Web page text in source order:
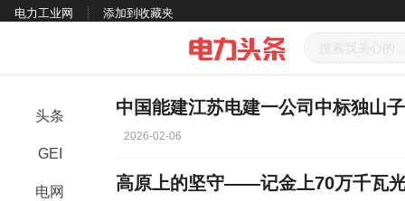
电力工业网 添加到收藏夹
头条
GEI
电网
2026-02-06
高原上的坚守——记金上70万千瓦